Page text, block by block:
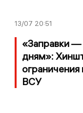
13/07 20:51
«Заправки
дням»:
ВСУ